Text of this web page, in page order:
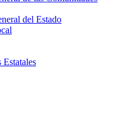
del Estado
Estatales